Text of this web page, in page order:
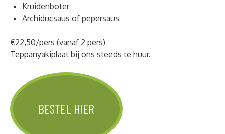
Kruidenboter
Archiducsaus of pepersaus
€22,50/pers (vanaf 2 pers)
Teppanyakiplaat bij ons steeds te huur.
BESTEL HIER